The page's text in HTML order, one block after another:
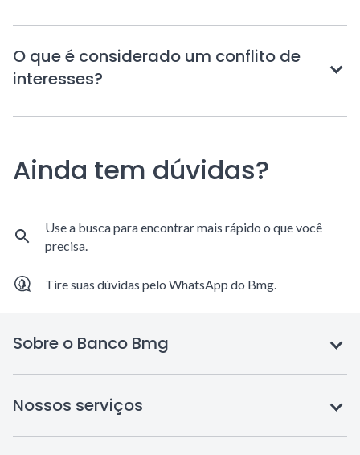
expandir
O que é considerado um conflito de
interesses?
expandir
Ainda tem dúvidas?
Use a busca para encontrar mais rápido o que você
precisa.
Tire suas dúvidas pelo WhatsApp do Bmg.
Sobre o Banco Bmg
Nossos serviços